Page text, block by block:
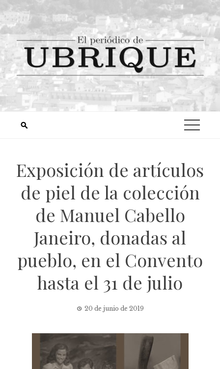
Exposición de artículos
de piel de la colección
de Manuel Cabello
Janeiro, donadas al
pueblo, en el Convento
hasta el 31 de julio
20 de junio de 2019